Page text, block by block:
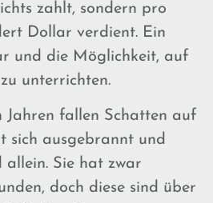
zahlt, sondern pro
Dollar verdient. Ein
und die Möglichkeit, auf
unterrichten.
Jahren fallen Schatten auf
sich ausgebrannt und
allein. Sie hat zwar
doch diese sind über